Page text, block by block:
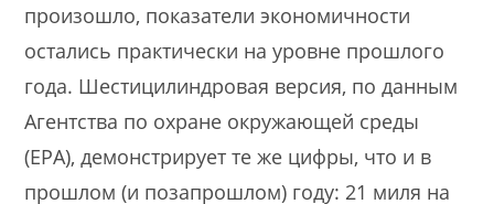
произошло, показатели экономичности
остались практически на уровне прошлого
года. Шестицилиндровая версия, по данным
Агентства по охране окружающей среды
(EPA), демонстрирует те же цифры, что и в
прошлом (и позапрошлом) году: 21 миля на